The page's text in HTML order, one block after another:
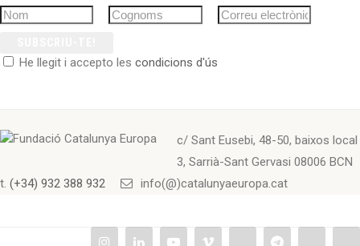
He llegit i accepto les condicions d'ús
c/ Sant Eusebi, 48-50, baixos local
3, Sarrià-Sant Gervasi 08006 BCN
t. (+34) 932 388 932 info(@)catalunyaeuropa.cat